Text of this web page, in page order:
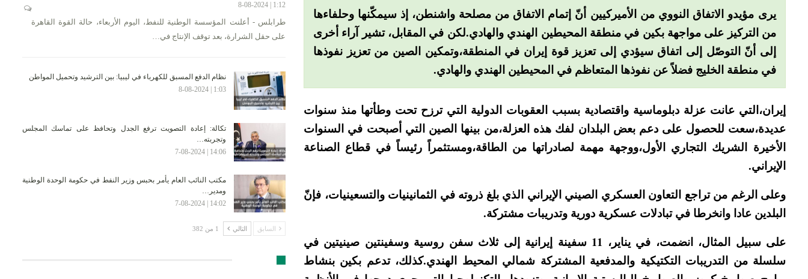
يرى مؤيدو الاتفاق النووي من الأميركيين أنّ إتمام الاتفاق من مصلحة واشنطن، إذ سيمكّنها وحلفاءها
من التركيز على مواجهة بكين في منطقة المحيطين الهندي والهادي.لكن في المقابل، تشير آراء أخرى
إلى أنّ التوصّل إلى اتفاق سيؤدي إلى تعزيز قوة إيران في المنطقة،وتمكين الصين من تعزيز نفوذها
في منطقة الخليج فضلاً عن نفوذها المتعاظم في المحيطين الهندي والهادي.
إيران،التي عانت عزلة دبلوماسية واقتصادية بسبب العقوبات الدولية التي ترزح تحت وطأتها منذ سنوات
عديدة،سعت للحصول على دعم بعض البلدان لفك هذه العزلة،من بينها الصين التي أصبحت في السنوات
الأخيرة الشريك التجاري الأول،ووجهة مهمة لصادراتها من الطاقة،ومستثمراً رئيساً في قطاع الصناعة
الإيراني.
وعلى الرغم من تراجع التعاون العسكري الصيني الإيراني الذي بلغ ذروته في الثمانينيات والتسعينيات، فإنّ
البلدين عادا وانخرطا في تبادلات عسكرية دورية وتدريبات مشتركة.
على سبيل المثال، انضمت، في يناير، 11 سفينة إيرانية إلى ثلاث سفن روسية وسفينتين صينيتين في
سلسلة من التدريبات التكتيكية والمدفعية المشتركة شمالي المحيط الهندي.كذلك، تدعم بكين بنشاط
1:12 | 8-08-2024
طرابلس - أعلنت المؤسسة الوطنية للنفط، اليوم الأربعاء، حالة القوة القاهرة
على حقل الشرارة، بعد توقف الإنتاج في…
نظام الدفع المسبق للكهرباء في ليبيا: بين الترشيد وتحميل المواطن
1:03 | 8-08-2024
تكالة: إعادة التصويت ترفع الجدل وتحافظ على تماسك المجلس
وتجربته…
14:06 | 7-08-2024
مكتب النائب العام يأمر بحبس وزير النفط في حكومة الوحدة الوطنية
ومدير…
14:02 | 7-08-2024
السابق التالي 1 من 382